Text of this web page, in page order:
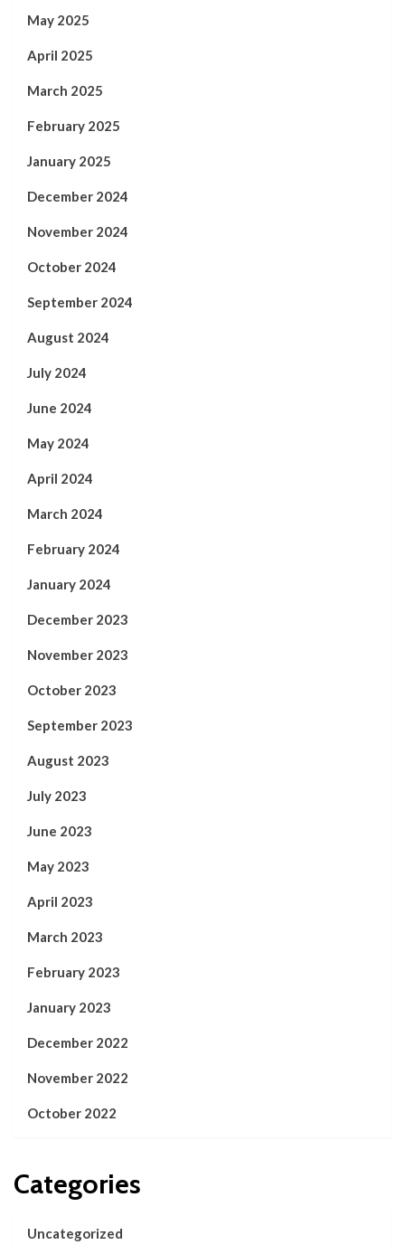
May 2025
April 2025
March 2025
February 2025
January 2025
December 2024
November 2024
October 2024
September 2024
August 2024
July 2024
June 2024
May 2024
April 2024
March 2024
February 2024
January 2024
December 2023
November 2023
October 2023
September 2023
August 2023
July 2023
June 2023
May 2023
April 2023
March 2023
February 2023
January 2023
December 2022
November 2022
October 2022
Categories
Uncategorized